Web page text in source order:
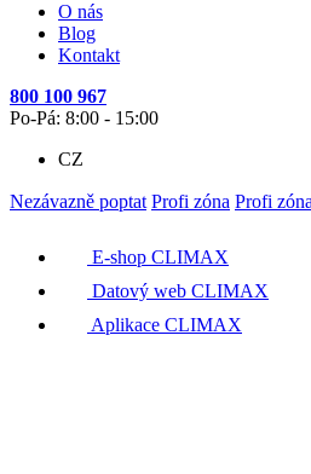
O nás
Blog
Kontakt
800 100 967
Po-Pá: 8:00 - 15:00
CZ
Nezávazně poptat Profi zóna Profi zóna
E-shop CLIMAX
Datový web CLIMAX
Aplikace CLIMAX